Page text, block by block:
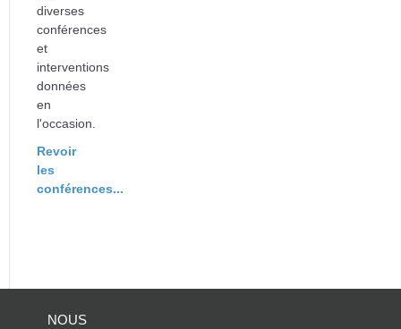
diverses
conférences
et
interventions
données
en
l'occasion.
Revoir
les
conférences...
NOUS